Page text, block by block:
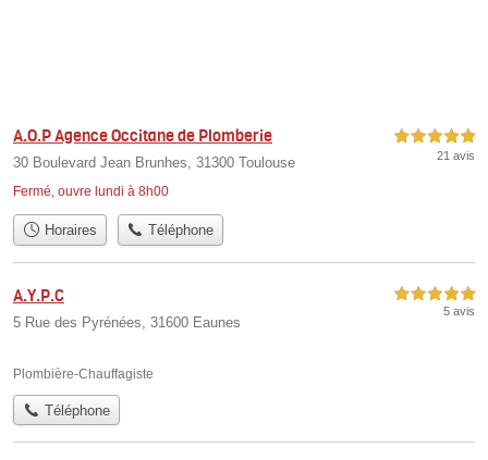
A.O.P Agence Occitane de Plomberie
30 Boulevard Jean Brunhes, 31300 Toulouse
Fermé, ouvre lundi à 8h00
5,0 étoiles sur 5
21 avis
Horaires Téléphone
A.Y.P.C
5 Rue des Pyrénées, 31600 Eaunes
5,0 étoiles sur 5
5 avis
Plombière-Chauffagiste
Téléphone